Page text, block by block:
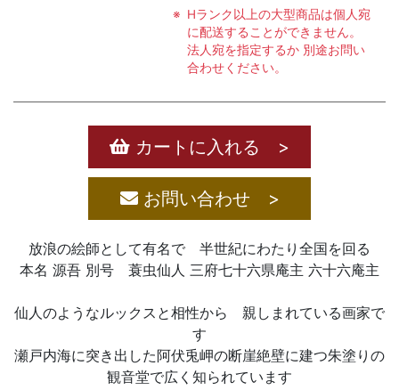
Hランク以上の大型商品は個人宛
に配送することができません。
法人宛を指定するか 別途お問い
合わせください。
カートに入れる >
お問い合わせ >
放浪の絵師として有名で 半世紀にわたり全国を回る
本名 源吾 別号 蓑虫仙人 三府七十六県庵主 六十六庵主
仙人のようなルックスと相性から 親しまれている画家で
す
瀬戸内海に突き出した阿伏兎岬の断崖絶壁に建つ朱塗りの
観音堂で広く知られています